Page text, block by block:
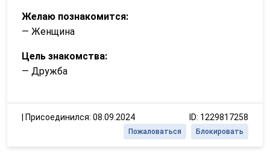
Желаю познакомится:
— Женщина
Цель знакомства:
— Дружба
| Присоединился: 08.09.2024 ID: 1229817258
Блокировать
Пожаловаться